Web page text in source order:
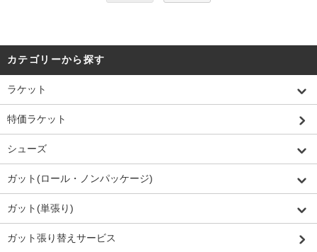
カテゴリーから探す
ラケット
特価ラケット
シューズ
ガット(ロール・ノンパッケージ)
ガット(単張り)
ガット張り替えサービス